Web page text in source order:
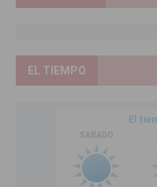
EL TIEMPO